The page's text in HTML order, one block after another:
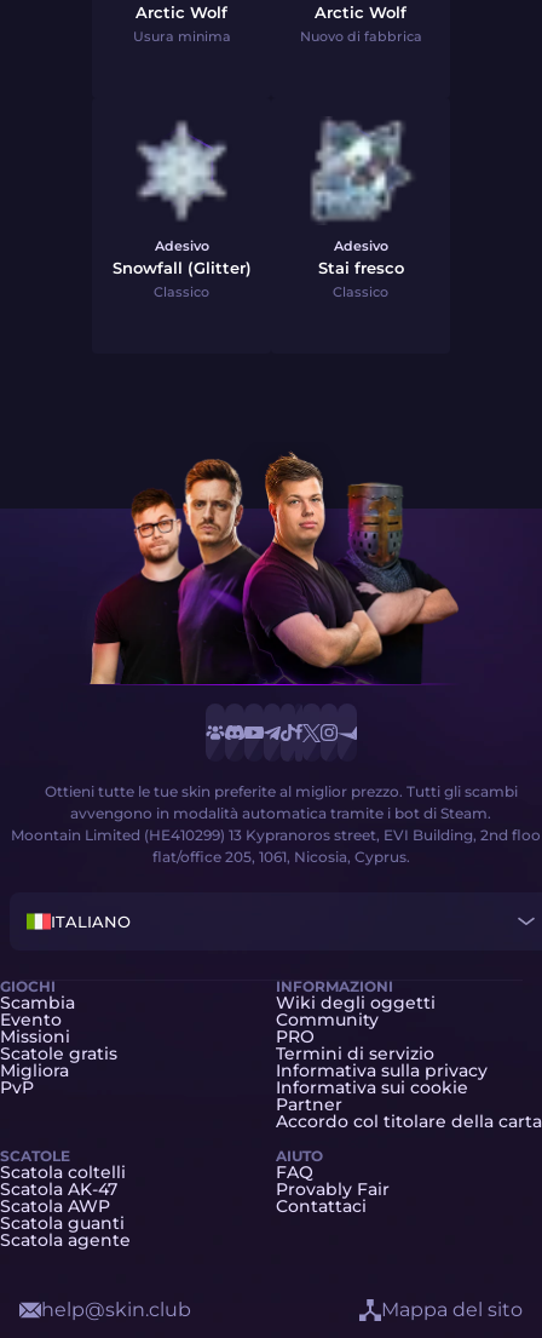
Arctic Wolf
Usura minima
Arctic Wolf
Nuovo di fabbrica
Adesivo
Snowfall (Glitter)
Classico
Adesivo
Stai fresco
Classico
Ottieni tutte le tue skin preferite al miglior prezzo. Tutti gli scambi
avvengono in modalità automatica tramite i bot di Steam.
Moontain Limited (HE410299) 13 Kypranoros street, EVI Building, 2nd
flat/office 205, 1061, Nicosia, Cyprus.
ITALIANO
GIOCHI
Scambia
Evento
Missioni
Scatole gratis
Migliora
PvP
SCATOLE
Scatola coltelli
Scatola AK-47
Scatola AWP
Scatola guanti
Scatola agente
INFORMAZIONI
Wiki degli oggetti
Community
PRO
Termini di servizio
Informativa sulla privacy
Informativa sui cookie
Partner
Accordo col titolare della carta
AIUTO
FAQ
Provably Fair
Contattaci
help@skin.club Mappa del sito